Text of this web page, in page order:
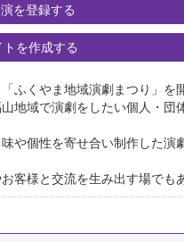
を登録する
を作成する
ふくやま地域演劇まつり」を
地域で演劇をしたい個人・団
や個性を寄せ合い制作した演
客様と交流を生み出す場でも